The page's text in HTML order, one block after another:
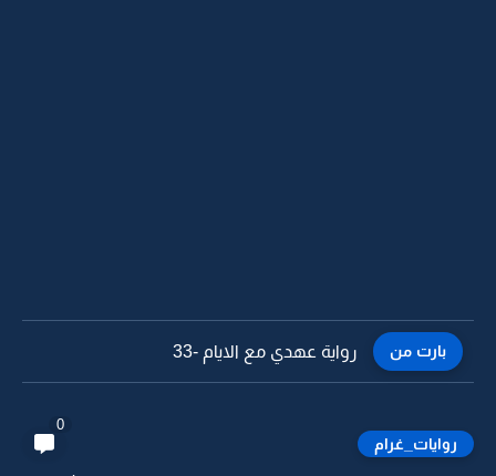
بارت من رواية عهدي مع الايام -32
روايات_غرام
0